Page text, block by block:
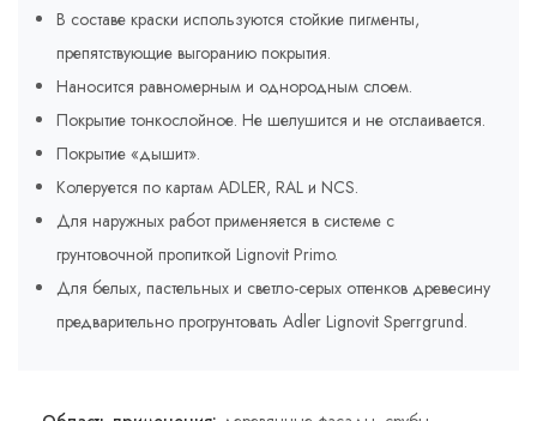
В составе краски используются стойкие пигменты,
препятствующие выгоранию покрытия.
Наносится равномерным и однородным слоем.
Покрытие тонкослойное. Не шелушится и не отслаивается.
Покрытие «дышит».
Колеруется по картам ADLER, RAL и NCS.
Для наружных работ применяется в системе с
грунтовочной пропиткой Lignovit Primo.
Для белых, пастельных и светло-серых оттенков древесину
предварительно прогрунтовать Adler Lignovit Sperrgrund.